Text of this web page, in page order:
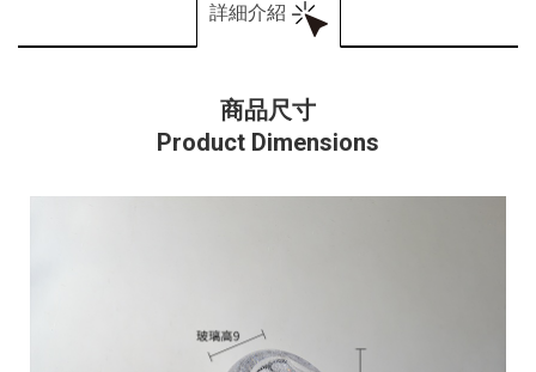
詳細介紹
商品尺寸
Product Dimensions